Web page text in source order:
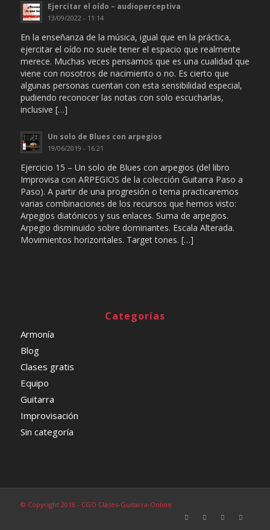
Ejercitar el oído – audioperceptiva
13/09/2022 - 11:14
En la enseñanza de la música, igual que en la práctica,
ejercitar el oído no suele tener el espacio que realmente
merece. Muchas veces pensamos que es una cualidad que
viene con nosotros de nacimiento o no. Es cierto que
algunas personas cuentan con esta sensibilidad especial,
pudiendo reconocer las notas con solo escucharlas,
inclusive […]
Un solo de Blues con arpegios
19/06/2019 - 16:21
Ejercicio 15 – Un solo de Blues con arpegios (del libro
Improvisa con ARPEGIOS de la colección Guitarra Paso a
Paso). A partir de una progresión o tema practicaremos
varias combinaciones de los recursos que hemos visto:
Arpegios diatónicos y sus enlaces. Suma de arpegios.
Arpegio disminuido sobre dominantes. Escala Alterada.
Movimientos horizontales. Target tones. […]
Categorías
Armonía
Blog
Clases gratis
Equipo
Guitarra
Improvisación
Sin categoría
© Copyright 2018 - CGO Clases-Guitarra-Online